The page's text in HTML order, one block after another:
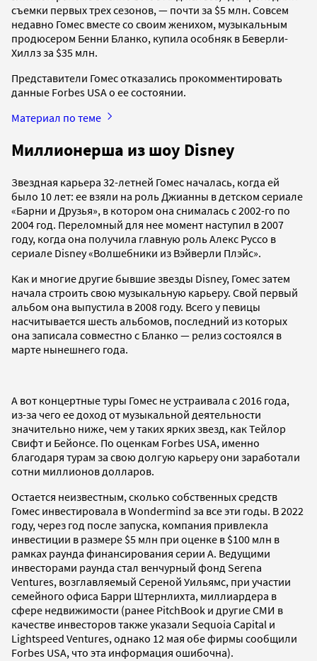
съемки первых трех сезонов, — почти за $5 млн. Совсем
недавно Гомес вместе со своим женихом, музыкальным
продюсером Бенни Бланко, купила особняк в Беверли-
Хиллз за $35 млн.
Представители Гомес отказались прокомментировать
данные Forbes USA о ее состоянии.
Материал по теме
Миллионерша из шоу Disney
Звездная карьера 32-летней Гомес началась, когда ей
было 10 лет: ее взяли на роль Джианны в детском сериале
«Барни и Друзья», в котором она снималась с 2002-го по
2004 год. Переломный для нее момент наступил в 2007
году, когда она получила главную роль Алекс Руссо в
сериале Disney «Волшебники из Вэйверли Плэйс».
Как и многие другие бывшие звезды Disney, Гомес затем
начала строить свою музыкальную карьеру. Свой первый
альбом она выпустила в 2008 году. Всего у певицы
насчитывается шесть альбомов, последний из которых
она записала совместно с Бланко — релиз состоялся в
марте нынешнего года.
А вот концертные туры Гомес не устраивала с 2016 года,
из-за чего ее доход от музыкальной деятельности
значительно ниже, чем у таких ярких звезд, как Тейлор
Свифт и Бейонсе. По оценкам Forbes USA, именно
благодаря турам за свою долгую карьеру они заработали
сотни миллионов долларов.
Остается неизвестным, сколько собственных средств
Гомес инвестировала в Wondermind за все эти годы. В 2022
году, через год после запуска, компания привлекла
инвестиции в размере $5 млн при оценке в $100 млн в
рамках раунда финансирования серии А. Ведущими
инвесторами раунда стал венчурный фонд Serena
Ventures, возглавляемый Сереной Уильямс, при участии
семейного офиса Барри Штернлихта, миллиардера в
сфере недвижимости (ранее PitchBook и другие СМИ в
качестве инвесторов также указали Sequoia Capital и
Lightspeed Ventures, однако 12 мая обе фирмы сообщили
Forbes USA, что эта информация ошибочна).